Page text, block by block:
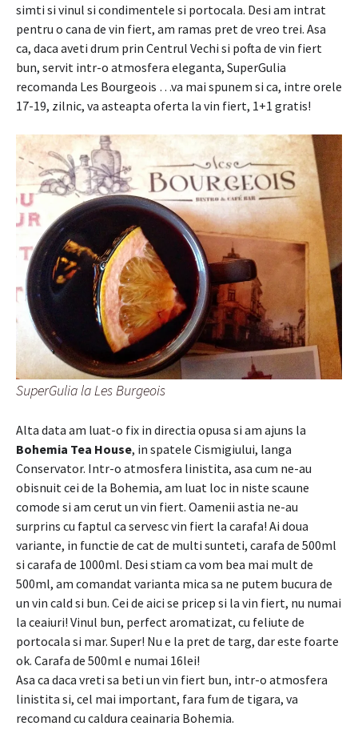
simti si vinul si condimentele si portocala. Desi am intrat
pentru o cana de vin fiert, am ramas pret de vreo trei. Asa
ca, daca aveti drum prin Centrul Vechi si pofta de vin fiert
bun, servit intr-o atmosfera eleganta, SuperGulia
recomanda Les Bourgeois …va mai spunem si ca, intre orele
17-19, zilnic, va asteapta oferta la vin fiert, 1+1 gratis!
SuperGulia la Les Burgeois
Alta data am luat-o fix in directia opusa si am ajuns la
Bohemia Tea House, in spatele Cismigiului, langa
Conservator. Intr-o atmosfera linistita, asa cum ne-au
obisnuit cei de la Bohemia, am luat loc in niste scaune
comode si am cerut un vin fiert. Oamenii astia ne-au
surprins cu faptul ca servesc vin fiert la carafa! Ai doua
variante, in functie de cat de multi sunteti, carafa de 500ml
si carafa de 1000ml. Desi stiam ca vom bea mai mult de
500ml, am comandat varianta mica sa ne putem bucura de
un vin cald si bun. Cei de aici se pricep si la vin fiert, nu numai
la ceaiuri! Vinul bun, perfect aromatizat, cu feliute de
portocala si mar. Super! Nu e la pret de targ, dar este foarte
ok. Carafa de 500ml e numai 16lei!
Asa ca daca vreti sa beti un vin fiert bun, intr-o atmosfera
linistita si, cel mai important, fara fum de tigara, va
recomand cu caldura ceainaria Bohemia.